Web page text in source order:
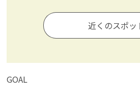
近くのスポッ
GOAL